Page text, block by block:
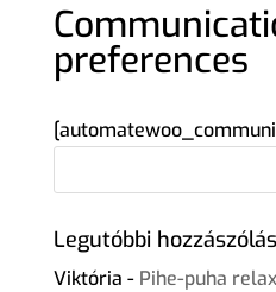
preferences
Legutóbbi
Viktória - Pihe-puha